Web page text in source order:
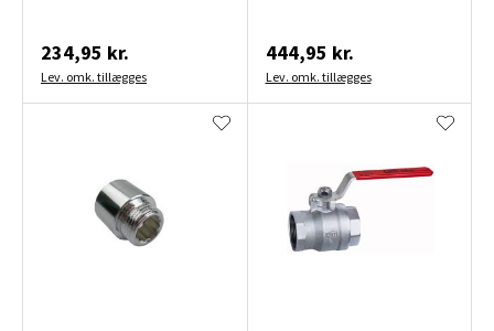
234,95 kr.
Lev. omk. tillægges
444,95 kr.
Lev. omk. tillægges